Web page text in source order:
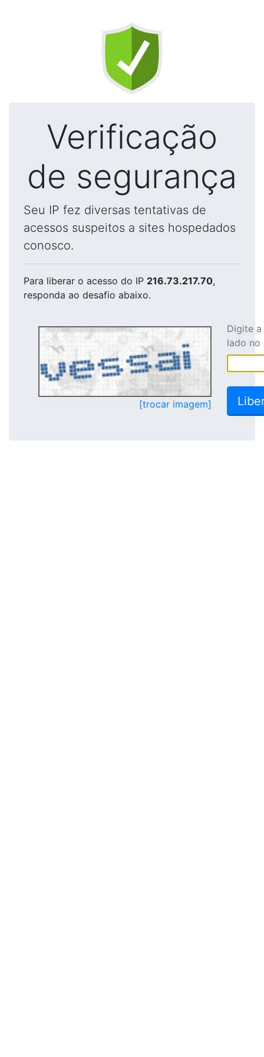
Verificação
de segurança
Seu IP fez diversas tentativas de
acessos suspeitos a sites hospedados
conosco.
Para liberar o acesso do IP 216.73.217.70,
responda ao desafio abaixo.
[trocar imagem]
Digite
lado no